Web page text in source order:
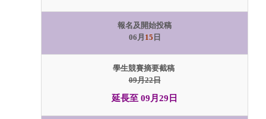
報名及開始投稿
06月 15 日
學生競賽摘要截稿
09月22日
延長至 09月29日